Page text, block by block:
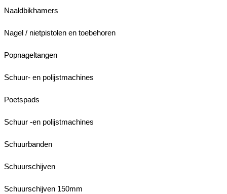
Naaldbikhamers
Nagel / nietpistolen en toebehoren
Popnageltangen
Schuur- en polijstmachines
Poetspads
Schuur -en polijstmachines
Schuurbanden
Schuurschijven
Schuurschijven 150mm